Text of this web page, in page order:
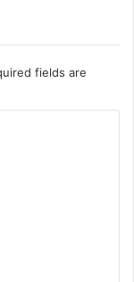
fields are